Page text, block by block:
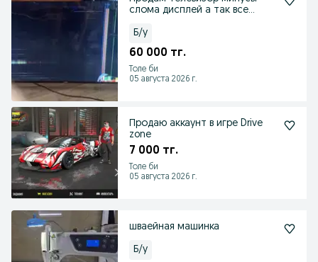
слома дисплей а так все
Б/у
60 000 тг.
Толе би
05 августа 2026 г.
Продаю аккаунт в игре Drive
zone
7 000 тг.
Толе би
05 августа 2026 г.
шваейная машинка
Б/у